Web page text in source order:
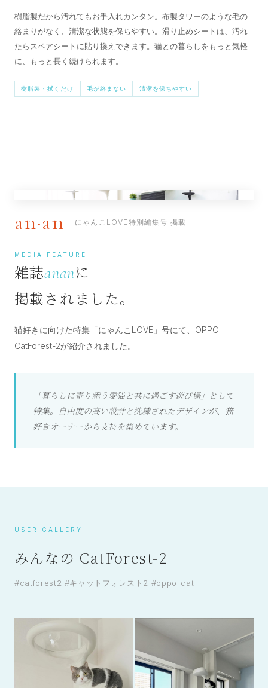
樹脂製だから汚れてもお手入れカンタン。布製タワーのような毛の
絡まりがなく、清潔な状態を保ちやすい。滑り止めシートは、汚れ
たらスペアシートに貼り換えできます。猫との暮らしをもっと気軽
に、もっと長く続けられます。
樹脂製・拭くだけ 毛が絡まない 清潔を保ちやすい
an·an にゃんこLOVE特別編集号 掲載
MEDIA FEATURE
雑誌ananに
掲載されました。
猫好きに向けた特集「にゃんこLOVE」号にて、OPPO
CatForest-2が紹介されました。
「暮らしに寄り添う愛猫と共に過ごす遊び場」として
特集。自由度の高い設計と洗練されたデザインが、猫
好きオーナーから支持を集めています。
USER GALLERY
みんなの CatForest-2
#catforest2 #キャットフォレスト2 #oppo_cat